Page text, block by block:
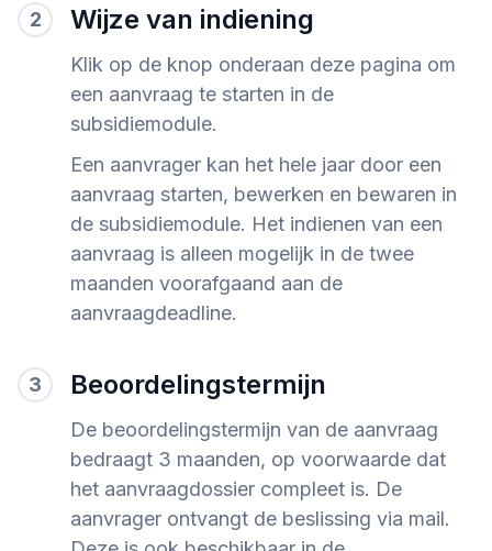
2 Wijze van indiening
Klik op de knop onderaan deze pagina om
een aanvraag te starten in de
subsidiemodule.
Een aanvrager kan het hele jaar door een
aanvraag starten, bewerken en bewaren in
de subsidiemodule. Het indienen van een
aanvraag is alleen mogelijk in de twee
maanden voorafgaand aan de
aanvraagdeadline.
3 Beoordelingstermijn
De beoordelingstermijn van de aanvraag
bedraagt 3 maanden, op voorwaarde dat
het aanvraagdossier compleet is. De
aanvrager ontvangt de beslissing via mail.